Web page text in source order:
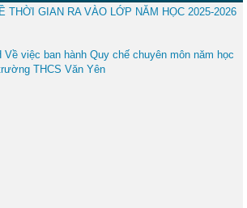
THỜI GIAN RA VÀO LỚP NĂM HỌC 2025-2026
Về việc ban hành Quy chế chuyên môn năm học
THCS Văn Yên